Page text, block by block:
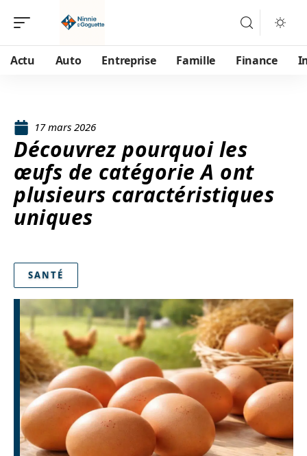
Actu Auto Entreprise Famille Finance
17 mars 2026
Découvrez pourquoi les
œufs de catégorie A ont
plusieurs caractéristiques
uniques
SANTÉ